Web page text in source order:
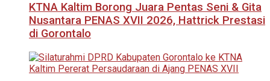
KTNA Kaltim Borong Juara Pentas Seni & Gita
Nusantara PENAS XVII 2026, Hattrick Prestasi
di Gorontalo